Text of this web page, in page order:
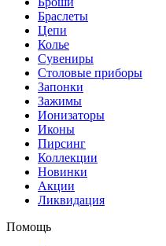
Браслеты
Цепи
Колье
Сувениры
Столовые приборы
Запонки
Зажимы
Ионизаторы
Иконы
Пирсинг
Коллекции
Новинки
Акции
Ликвидация
Помощь